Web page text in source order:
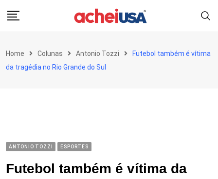
Home Colunas Antonio Tozzi
Futebol também é vítima
da tragédia no Rio Grande do Sul
ANTONIO TOZZI ESPORTES
Futebol também é vítima da